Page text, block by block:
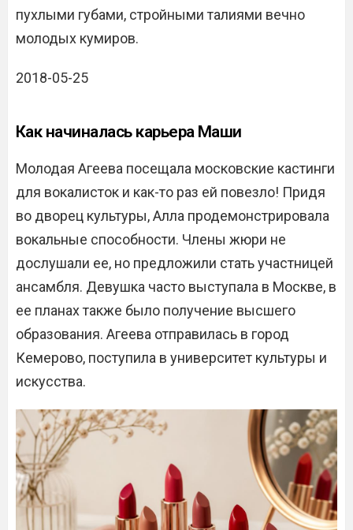
пухлыми губами, стройными талиями вечно
молодых кумиров.
2018-05-25
Как начиналась карьера Маши
Молодая Агеева посещала московские кастинги
для вокалисток и как-то раз ей повезло! Придя
во дворец культуры, Алла продемонстрировала
вокальные способности. Члены жюри не
дослушали ее, но предложили стать участницей
ансамбля. Девушка часто выступала в Москве, в
ее планах также было получение высшего
образования. Агеева отправилась в город
Кемерово, поступила в университет культуры и
искусства.